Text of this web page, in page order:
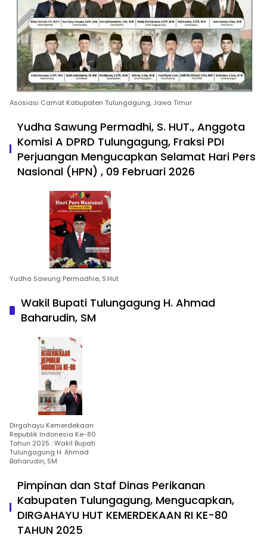
Asosiasi Camat Kabupaten Tulungagung, Jawa Timur
Yudha Sawung Permadhi, S. HUT., Anggota
Komisi A DPRD Tulungagung, Fraksi PDI
Perjuangan Mengucapkan Selamat Hari Pers
Nasional (HPN) , 09 Februari 2026
Yudha Sawung Permadhie, S.Hut
Wakil Bupati Tulungagung H. Ahmad
Baharudin, SM
Dirgahayu Kemerdekaan
Republik Indonesia Ke-80
Tahun 2025 : Wakil Bupati
Tulungagung H. Ahmad
Baharudin, SM
Pimpinan dan Staf Dinas Perikanan
Kabupaten Tulungagung, Mengucapkan,
DIRGAHAYU HUT KEMERDEKAAN RI KE-80
TAHUN 2025